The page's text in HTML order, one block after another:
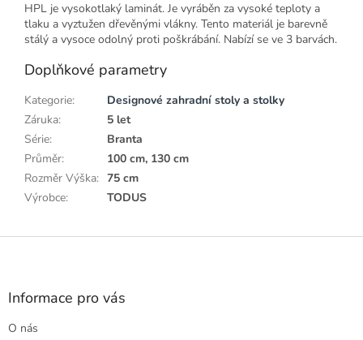
HPL je vysokotlaký laminát. Je vyráběn za vysoké teploty a
tlaku a vyztužen dřevěnými vlákny. Tento materiál je barevně
stálý a vysoce odolný proti poškrábání. Nabízí se ve 3 barvách.
Doplňkové parametry
Kategorie:
Designové zahradní stoly a stolky
Záruka:
5 let
Série:
Branta
Průměr:
100 cm, 130 cm
Rozměr Výška: 75 cm
Výrobce: TODUS
Z
Informace pro vás
O nás